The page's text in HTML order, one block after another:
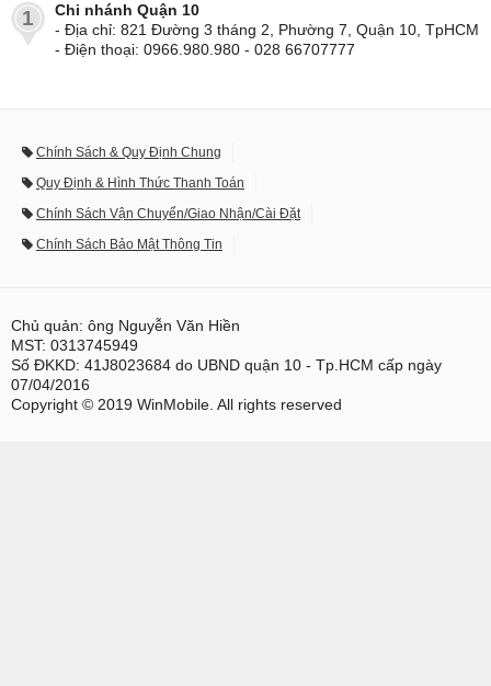
1
Chi nhánh Quận 10
- Địa chỉ: 821 Đường 3 tháng 2, Phường 7, Quận 10, TpHCM
- Điện thoại: 0966.980.980 - 028 66707777
Chính Sách & Quy Định Chung
Quy Định & Hình Thức Thanh Toán
Chính Sách Vận Chuyển/Giao Nhận/Cài Đặt
Chính Sách Bảo Mật Thông Tin
Chủ quản: ông Nguyễn Văn Hiền
MST: 0313745949
Số ĐKKD: 41J8023684 do UBND quận 10 - Tp.HCM cấp ngày
07/04/2016
Copyright © 2019 WinMobile. All rights reserved